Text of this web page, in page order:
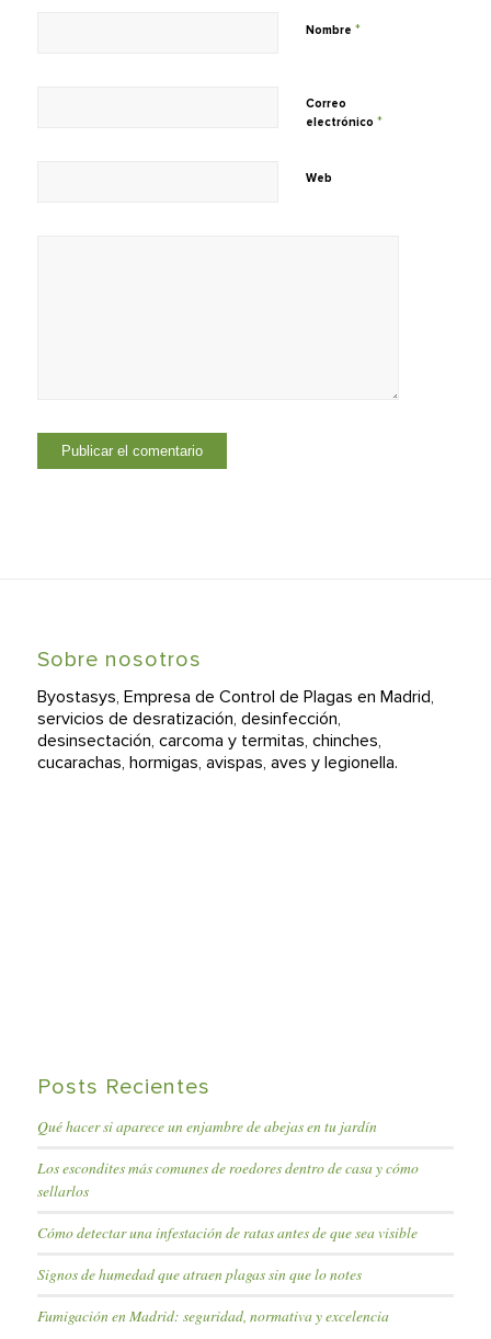
Nombre *
Correo
electrónico *
Web
Sobre nosotros
Byostasys, Empresa de Control de Plagas en Madrid,
servicios de desratización, desinfección,
desinsectación, carcoma y termitas, chinches,
cucarachas, hormigas, avispas, aves y legionella.
Posts Recientes
Qué hacer si aparece un enjambre de abejas en tu jardín
Los escondites más comunes de roedores dentro de casa y cómo
sellarlos
Cómo detectar una infestación de ratas antes de que sea visible
Signos de humedad que atraen plagas sin que lo notes
Fumigación en Madrid: seguridad, normativa y excelencia